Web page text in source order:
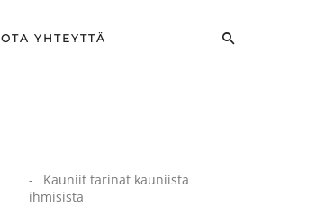
OTA YHTEYTTÄ
Kauniit tarinat kauniista
ihmisista